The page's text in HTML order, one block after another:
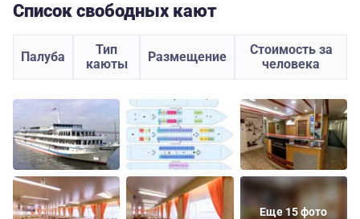
Список свободных кают
Палуба
Тип
каюты
Размещение
Стоимость за
человека
Еще 15 фото